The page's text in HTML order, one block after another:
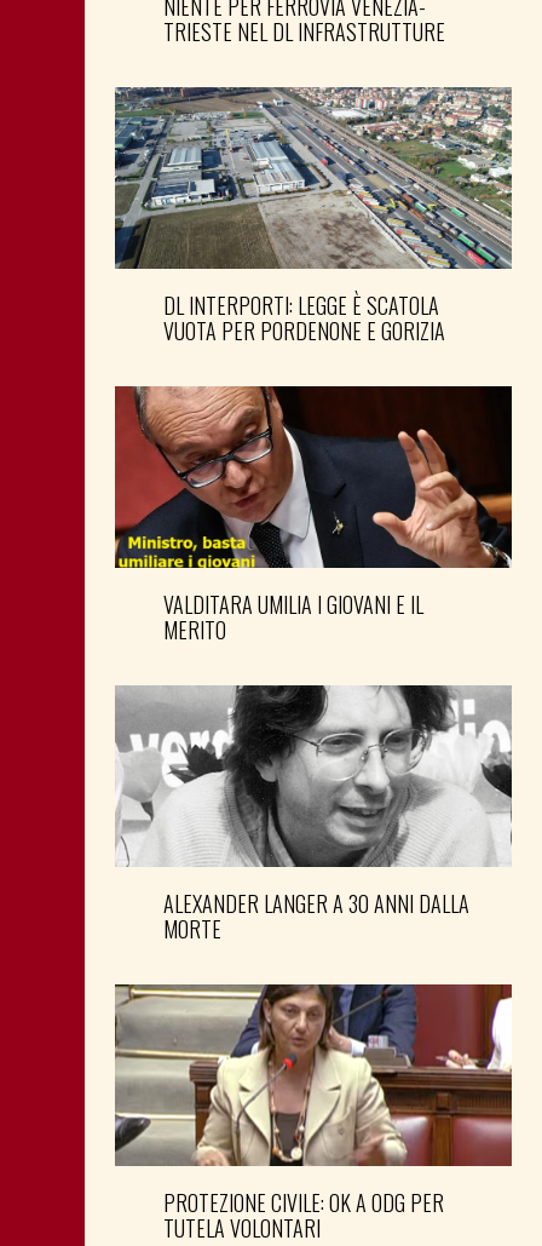
NIENTE PER FERROVIA VENEZIA-
TRIESTE NEL DL INFRASTRUTTURE
DL INTERPORTI: LEGGE È SCATOLA
VUOTA PER PORDENONE E GORIZIA
VALDITARA UMILIA I GIOVANI E IL
MERITO
ALEXANDER LANGER A 30 ANNI DALLA
MORTE
PROTEZIONE CIVILE: OK A ODG PER
TUTELA VOLONTARI